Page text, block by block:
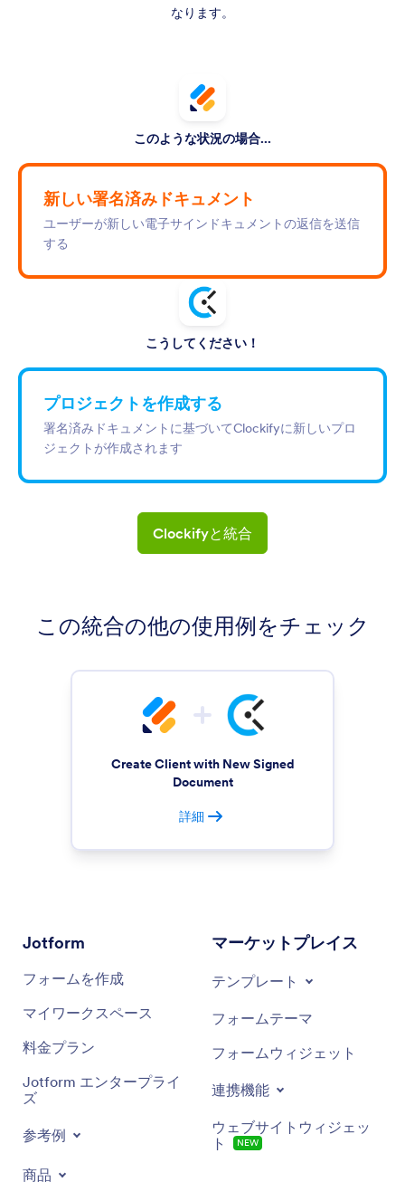
なります。
このような状況の場合...
新しい署名済みドキュメント
ユーザーが新しい電子サインドキュメントの返信を送信
する
こうしてください！
プロジェクトを作成する
署名済みドキュメントに基づいてClockifyに新しいプロ
ジェクトが作成されます
Clockifyと統合
この統合の他の使用例をチェック
Create Client with New Signed
Document
詳細
Jotform
フォームを作成
マイワークスペース
料金プラン
Jotform エンタープライ
ズ
参考例
商品
マーケットプレイス
テンプレート
フォームテーマ
フォームウィジェット
連携機能
ウェブサイトウィジェッ
ト
NEW